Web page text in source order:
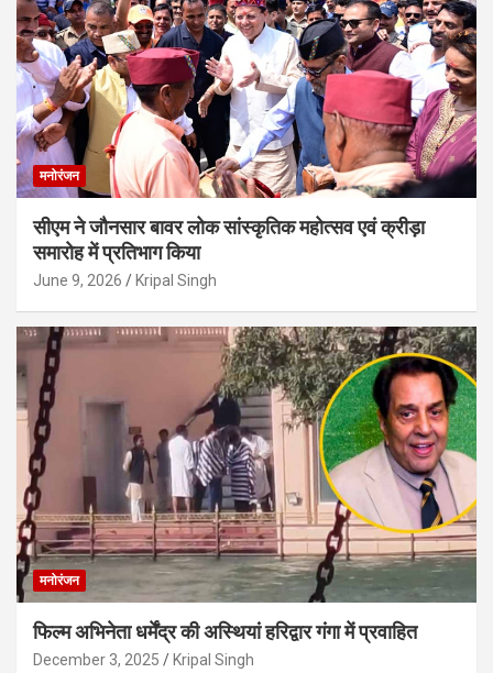
मनोरंजन
सीएम ने जौनसार बावर लोक सांस्कृतिक महोत्सव एवं क्रीड़ा
समारोह में प्रतिभाग किया
June 9, 2026 Kripal Singh
मनोरंजन
फिल्म अभिनेता धर्मेंद्र की अस्थियां हरिद्वार गंगा में प्रवाहित
December 3, 2025 Kripal Singh